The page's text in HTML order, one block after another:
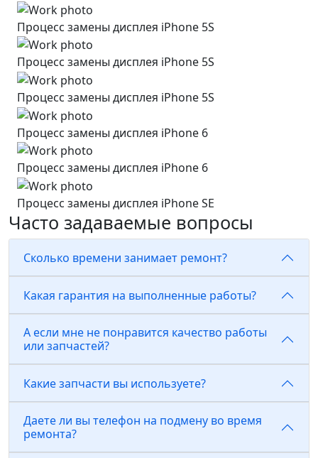
Процесс замены дисплея iPhone 5S
Процесс замены дисплея iPhone 5S
Процесс замены дисплея iPhone 5S
Процесс замены дисплея iPhone 6
Процесс замены дисплея iPhone 6
Процесс замены дисплея iPhone SE
Часто задаваемые вопросы
Сколько времени занимает ремонт?
Какая гарантия на выполненные работы?
А если мне не понравится качество работы
или запчастей?
Какие запчасти вы используете?
Даете ли вы телефон на подмену во время
ремонта?